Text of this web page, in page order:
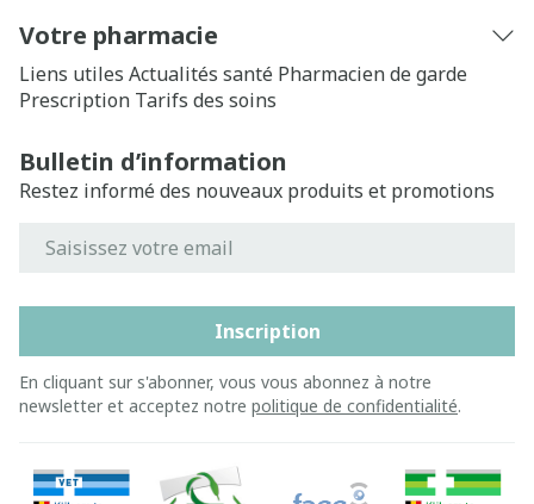
Votre pharmacie
Liens utiles Actualités santé Pharmacien de garde
Prescription Tarifs des soins
Bulletin d’information
Restez informé des nouveaux produits et promotions
Inscription
En cliquant sur s'abonner, vous vous abonnez à notre
newsletter et acceptez notre politique de confidentialité.